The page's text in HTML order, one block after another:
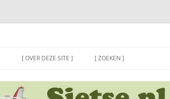
[ OVER DEZE SITE ] [ ZOEKEN ]